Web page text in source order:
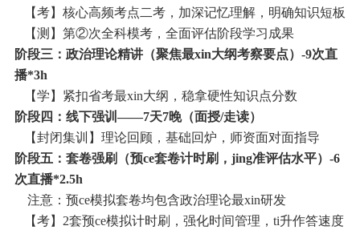
【考】核心高频考点二考，加深记忆理解，明确知识短板
【测】第②次全科模考，全面评估阶段学习成果
阶段三：政治理论精讲（聚焦最xin大纲考察要点）-9次直
播*3h
【学】紧扣省考最xin大纲，稳拿硬性知识点分数
阶段四：线下强训——7天7晚（面授/走读）
【封闭集训】理论回顾，基础回炉，师资面对面指导
阶段五：套卷强刷（预ce套卷计时刷，jing准评估水平）-6
次直播*2.5h
注意：预ce模拟套卷均包含政治理论最xin研发
【考】2套预ce模拟计时刷，强化时间管理，ti升作答速度